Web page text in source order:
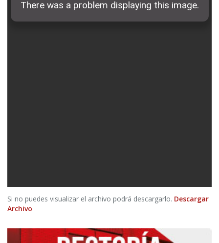
Si no puedes visualizar el archivo podrá descargarlo. Descargar
Archivo